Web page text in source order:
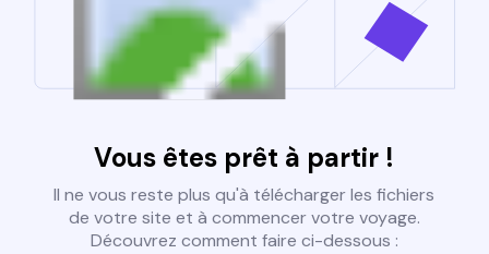
Vous êtes prêt à partir !
Il ne vous reste plus qu'à télécharger les fichiers
de votre site et à commencer votre voyage.
Découvrez comment faire ci-dessous :